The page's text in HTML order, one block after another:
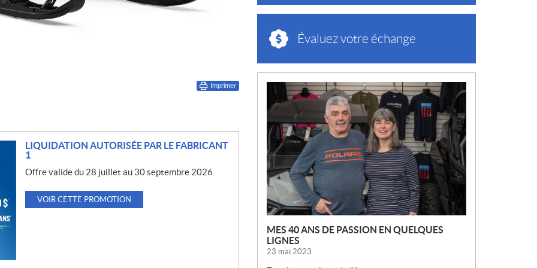
Imprimer
LIQUIDATION AUTORISÉE PAR LE FABRICANT
1
Offre valide du 28 juillet au 30 septembre 2026.
VOIR CETTE PROMOTION
Évaluez votre échange
N
O
U
V
E
L
L
E
S
MES 40 ANS DE PASSION EN QUELQUES
LIGNES
23 mai 2023